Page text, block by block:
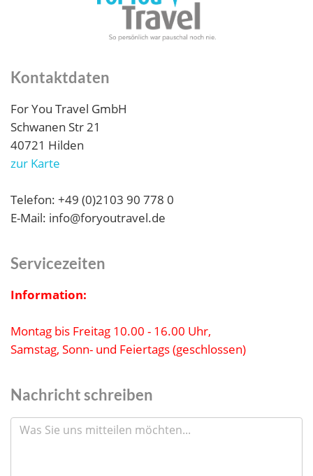
Kontaktdaten
For You Travel GmbH
Schwanen Str 21
40721 Hilden
zur Karte
Telefon: +49 (0)2103 90 778 0
E-Mail: info@foryoutravel.de
Servicezeiten
Information:
Montag bis Freitag 10.00 - 16.00 Uhr,
Samstag, Sonn- und Feiertags (geschlossen)
Nachricht schreiben